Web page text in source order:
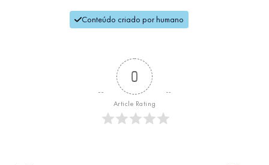
Conteúdo criado por humano
0
Article Rating